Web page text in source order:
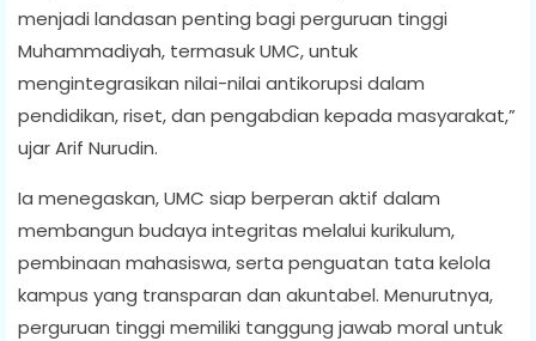
menjadi landasan penting bagi perguruan tinggi
Muhammadiyah, termasuk UMC, untuk
mengintegrasikan nilai-nilai antikorupsi dalam
pendidikan, riset, dan pengabdian kepada masyarakat,”
ujar Arif Nurudin.
Ia menegaskan, UMC siap berperan aktif dalam
membangun budaya integritas melalui kurikulum,
pembinaan mahasiswa, serta penguatan tata kelola
kampus yang transparan dan akuntabel. Menurutnya,
perguruan tinggi memiliki tanggung jawab moral untuk